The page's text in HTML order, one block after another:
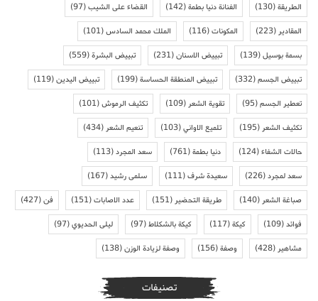
الطريقة(130) الفنانة دنيا بطمة(142) القضاء على الشيب(97)
المقادير(223) المكونات(116) الملك محمد السادس(101)
بسمة بوسيل(139) تبييض الاسنان(231) تبييض البشرة(559)
تبييض الجسم(332) تبييض المنطقة الحساسة(199) تبييض اليدين(119)
تعطير الجسم(95) تقوية الشعر(109) تكثيف الرموش(101)
تكثيف الشعر(195) تلميع الاواني(103) تنعيم الشعر(434)
حالات الشفاء(124) دنيا بطمة(761) سعد المجرد(113)
سعد لمجرد(226) سعيدة شرف(111) سلمى رشيد(167)
صباغة الشعر(140) طريقة التحضير(151) عدد الاصابات(151) فن(427)
فوائد(109) كيكة(117) كيكة بالشكلاط(97) ليلى الحديوي(97)
مشاهير(428) وصفة(156) وصفة لزيادة الوزن(138)
تصنيفات